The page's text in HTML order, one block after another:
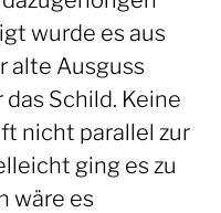
wurde es aus
alte Ausguss
Schild. Keine
nicht parallel zur
ging es zu
wäre es